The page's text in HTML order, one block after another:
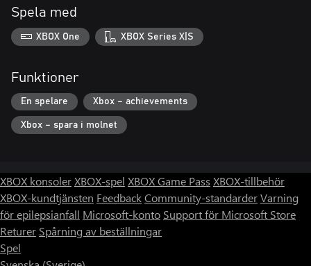
Spela med
XBOX One XBOX Series X|S
Funktioner
En spelare Xbox – achievements
Xbox – spara i molnet
XBOX konsolerXBOX-spel XBOX Game Pass XBOX-tillbehör
XBOX-kundtjänsten FeedbackCommunity-standarderVarning
för epilepsianfall Microsoft-konto Support för Microsoft Store
Returer Spårning av beställningar
Spel